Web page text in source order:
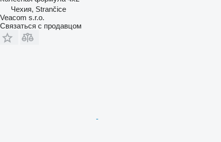
Чехия, Strančice
Veacom s.r.o.
Связаться с продавцом